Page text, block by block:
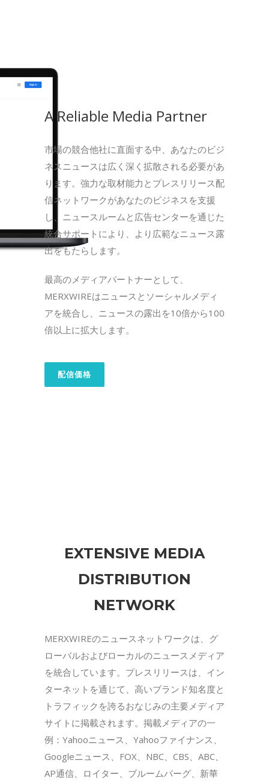
A Reliable Media Partner
市場の競合他社に直面する中、あなたのビジ
ネスニュースは広く深く拡散される必要があ
ります。強力な取材能力とプレスリリース配
信ネットワークがあなたのビジネスを支援
し、ニュースルームと広告センターを通じた
統合サポートにより、より広範なニュース露
出をもたらします。
最高のメディアパートナーとして、
MERXWIREはニュースとソーシャルメディ
アを統合し、ニュースの露出を10倍から100
倍以上に拡大します。
配信価格
EXTENSIVE MEDIA
DISTRIBUTION
NETWORK
MERXWIREのニュースネットワークは、グ
ローバルおよびローカルのニュースメディア
を統合しています。プレスリリースは、イン
ターネットを通じて、高いブランド知名度と
トラフィックを誇るおなじみの主要メディア
サイトに掲載されます。掲載メディアの一
例：Yahooニュース、Yahooファイナンス、
Googleニュース、FOX、NBC、CBS、ABC、
AP通信、ロイター、ブルームバーグ、新華